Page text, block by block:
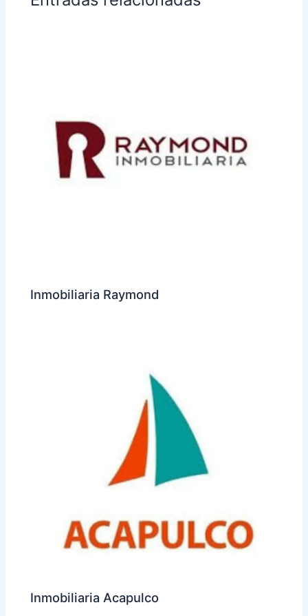
Inmobiliaria Raymond
Inmobiliaria Acapulco